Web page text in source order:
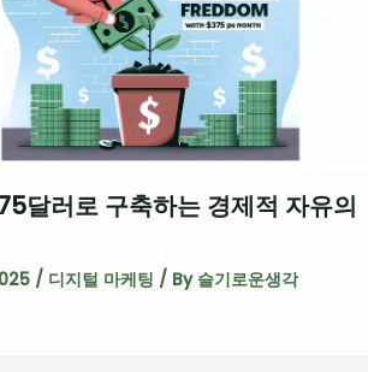
달러로 구축하는 경제적 자유의
/ 디지털 마케팅 / By 슬기로운생각